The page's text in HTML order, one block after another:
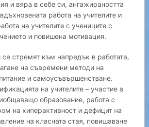
и вяра в себе си, ангажираността
работа на учителите и
на учителите с учениците с
и повишена мотивация.
се стремят към напредък в работата,
на съвремени методи на
и самоусъвършенстване.
на учителите – участие в
образование, работа с
на хиперактивност и дефицит на
на класната стая, повишаване